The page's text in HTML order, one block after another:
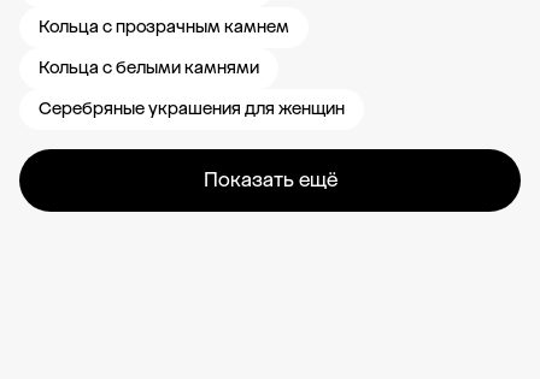
Кольца с прозрачным камнем
Кольца с белыми камнями
Серебряные украшения для женщин
Показать ещё